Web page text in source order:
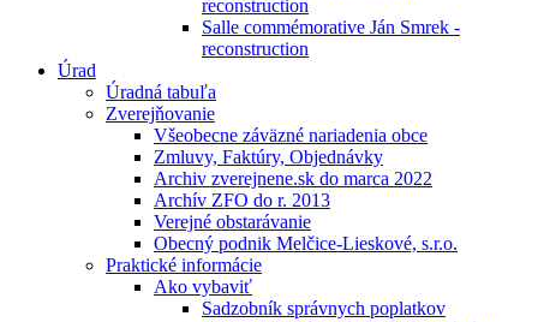
reconstruction
Salle commémorative Ján Smrek -
reconstruction
Úrad
Úradná tabuľa
Zverejňovanie
Všeobecne záväzné nariadenia obce
Zmluvy, Faktúry, Objednávky
Archiv zverejnene.sk do marca 2022
Archív ZFO do r. 2013
Verejné obstarávanie
Obecný podnik Melčice-Lieskové, s.r.o.
Praktické informácie
Ako vybaviť
Sadzobník správnych poplatkov